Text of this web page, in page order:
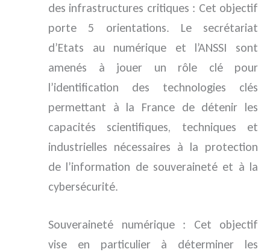
des infrastructures critiques : Cet objectif
porte 5 orientations. Le secrétariat
d’Etats au numérique et l’ANSSI sont
amenés à jouer un rôle clé pour
l’identification des technologies clés
permettant à la France de détenir les
capacités scientifiques, techniques et
industrielles nécessaires à la protection
de l’information de souveraineté et à la
cybersécurité.
Souveraineté numérique : Cet objectif
vise en particulier à déterminer les